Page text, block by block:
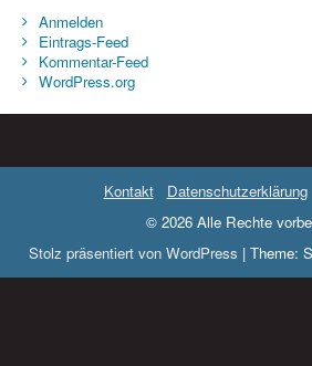
Anmelden
Eintrags-Feed
Kommentar-Feed
WordPress.org
Kontakt Datenschutzerklärung
© 2026 Alle Rechte
Stolz präsentiert von WordPress | Theme: